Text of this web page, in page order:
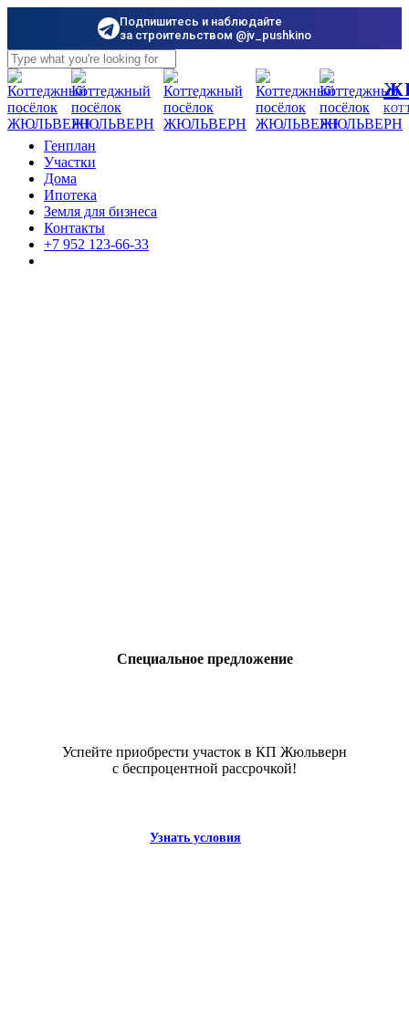
Подпишитесь и наблюдайте
за строительством @jv_pushkino
Skip
to
main
content
Close
Search
Menu
Генплан
Участки
Дома
Ипотека
Земля для бизнеса
Контакты
+7 952 123-66-33
Специальное предложение
Успейте приобрести участок в КП Жюльверн
с беспроцентной рассрочкой!
Узнать условия